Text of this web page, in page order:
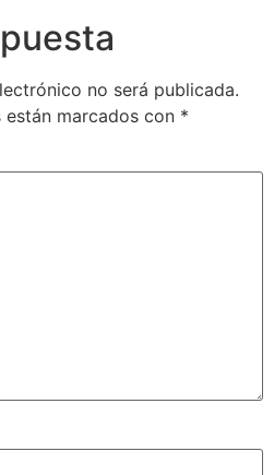
no será publicada.
marcados con *